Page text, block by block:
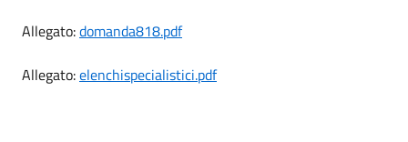
Allegato:domanda818.pdf
Allegato:elenchispecialistici.pdf